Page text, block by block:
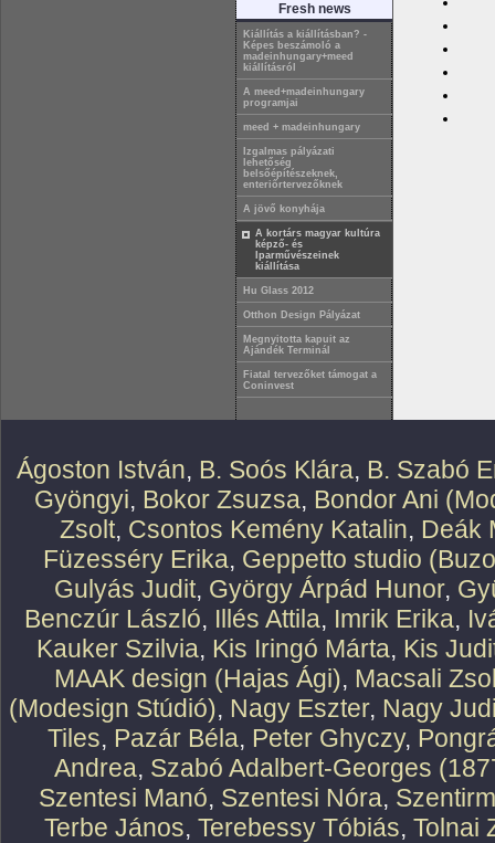
Fresh news
Kiállítás a kiállításban? -
Képes beszámoló a
madeinhungary+meed
kiállításról
A meed+madeinhungary
programjai
meed + madeinhungary
Izgalmas pályázati
lehetőség
belsőépítészeknek,
enteriőrtervezőknek
A jövő konyhája
A kortárs magyar kultúra
képző- és
Iparművészeinek
kiállítása
Hu Glass 2012
Otthon Design Pályázat
Megnyitotta kapuit az
Ajándék Terminál
Fiatal tervezőket támogat a
Coninvest
Ágoston István, B. Soós Klára, B. Szabó
Gyöngyi, Bokor Zsuzsa, Bondor Ani
Zsolt, Csontos Kemény Katalin, Deák
Füzesséry Erika, Geppetto studio
Gulyás Judit, György Árpád Hunor,
Benczúr László, Illés Attila, Imrik Erika,
Kauker Szilvia, Kis Iringó Márta, Kis
MAAK design (Hajas Ági), Macsali
(Modesign Stúdió), Nagy Eszter, Nagy
Tiles, Pazár Béla, Peter Ghyczy,
Andrea, Szabó Adalbert-Georges
Szentesi Manó, Szentesi Nóra,
Terbe János, Terebessy Tóbiás, Tolnai